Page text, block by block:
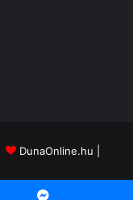
DunaOnline.hu